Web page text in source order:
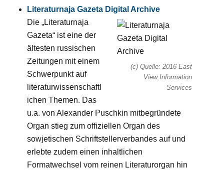
Literaturnaja Gazeta Digital Archive
(c) Quelle: 2016 East
View Information
Services
Die „Literaturnaja
Gazeta“ ist eine der
ältesten russischen
Zeitungen mit einem
Schwerpunkt auf
literaturwissenschaftl
ichen Themen. Das
u.a. von Alexander Puschkin mitbegründete
Organ stieg zum offiziellen Organ des
sowjetischen Schriftstellerverbandes auf und
erlebte zudem einen inhaltlichen
Formatwechsel vom reinen Literaturorgan hin